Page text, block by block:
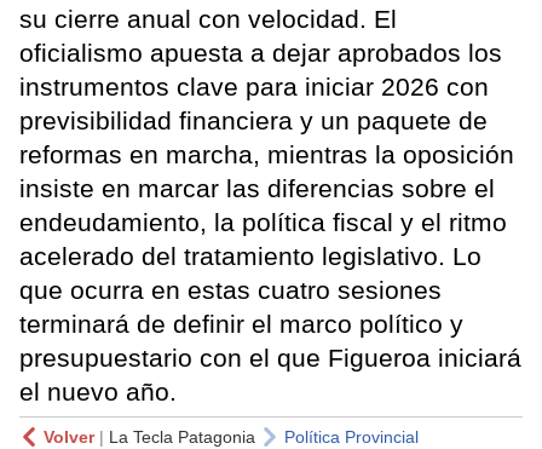
su cierre anual con velocidad. El
oficialismo apuesta a dejar aprobados los
instrumentos clave para iniciar 2026 con
previsibilidad financiera y un paquete de
reformas en marcha, mientras la oposición
insiste en marcar las diferencias sobre el
endeudamiento, la política fiscal y el ritmo
acelerado del tratamiento legislativo. Lo
que ocurra en estas cuatro sesiones
terminará de definir el marco político y
presupuestario con el que Figueroa iniciará
el nuevo año.
Volver| La Tecla Patagonia Política Provincial